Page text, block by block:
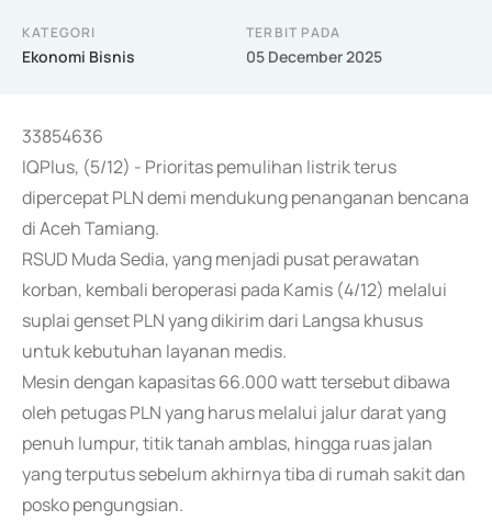
KATEGORI
Ekonomi Bisnis
TERBIT PADA
05 December 2025
33854636
IQPlus, (5/12) - Prioritas pemulihan listrik terus
dipercepat PLN demi mendukung penanganan bencana
di Aceh Tamiang.
RSUD Muda Sedia, yang menjadi pusat perawatan
korban, kembali beroperasi pada Kamis (4/12) melalui
suplai genset PLN yang dikirim dari Langsa khusus
untuk kebutuhan layanan medis.
Mesin dengan kapasitas 66.000 watt tersebut dibawa
oleh petugas PLN yang harus melalui jalur darat yang
penuh lumpur, titik tanah amblas, hingga ruas jalan
yang terputus sebelum akhirnya tiba di rumah sakit dan
posko pengungsian.